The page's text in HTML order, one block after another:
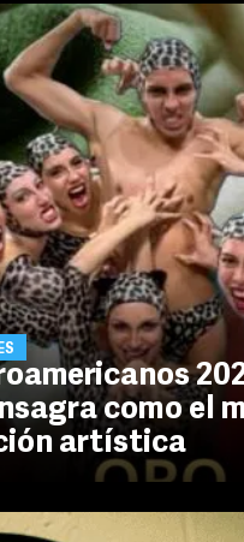
como el
artística